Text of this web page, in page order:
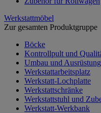
Werkstattmöbel
Zur gesamten Produktgruppe
Böcke
Kontrollpult und
Umbau und
Werkstattarbeitsplatz
Werkstatt-Lochplatte
Werkstattschränke
Werkstattstuhl und
Werkstatt-Werkbank